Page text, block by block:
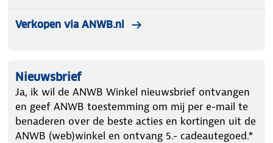
Verkopen via ANWB.nl
Nieuwsbrief
Ja, ik wil de ANWB Winkel nieuwsbrief ontvangen
en geef ANWB toestemming om mij per e-mail te
benaderen over de beste acties en kortingen uit de
ANWB (web)winkel en ontvang 5.- cadeautegoed.*